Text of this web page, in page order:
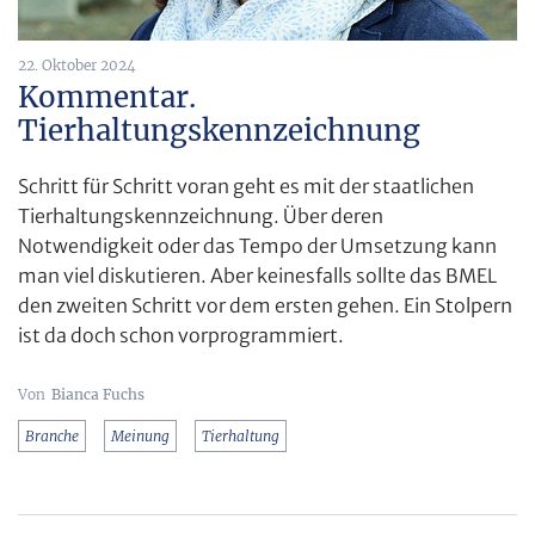
22. Oktober 2024
Kommentar.
Tierhaltungskennzeichnung
Schritt für Schritt voran geht es mit der staatlichen
Tierhaltungskennzeichnung. Über deren
Notwendigkeit oder das Tempo der Umsetzung kann
man viel diskutieren. Aber keinesfalls sollte das BMEL
den zweiten Schritt vor dem ersten gehen. Ein Stolpern
ist da doch schon vorprogrammiert.
Bianca Fuchs
Branche Meinung Tierhaltung